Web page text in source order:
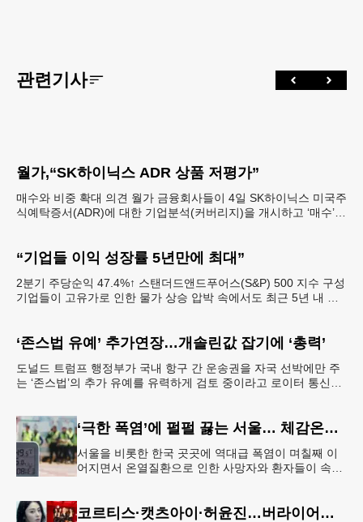
관련기사
월가,“SK하이닉스 ADR 상품 저평가”
매수와 비중 확대 의견 월가 금융회사들이 4일 SK하이닉스 미국주
식예탁증서(ADR)에 대한 기업분석(커버리지)을 개시하고 ‘매수’
“기업들 이익 성장률 5년만에 최대”
2분기 주당순익 47.4%↑ 스탠더드앤드푸어스(S&P) 500 지수 구성
기업들이 고유가로 인한 물가 상승 압박 속에서도 최근 5년 내 최
‘존스법 유예’ 추가연장…개솔린값 잡기에 ‘총력’
도널드 트럼프 행정부가 국내 항구 간 운송권을 자국 선박에만 주
는 ‘존스법’의 추가 유예를 유력하게 검토 중이라고 로이터 통신이
‘극한 폭염’에 펄펄 끓는 서울… 체감온도 ‘섭씨 49.5도’
서울을 비롯한 한국 곳곳에 역대급 폭염이 며칠째 이
어지면서 온열질환으로 인한 사망자와 환자들이 속출
코르티스·캣츠아이·허윤진…버라이어티 '영 할리우드 임팩트'